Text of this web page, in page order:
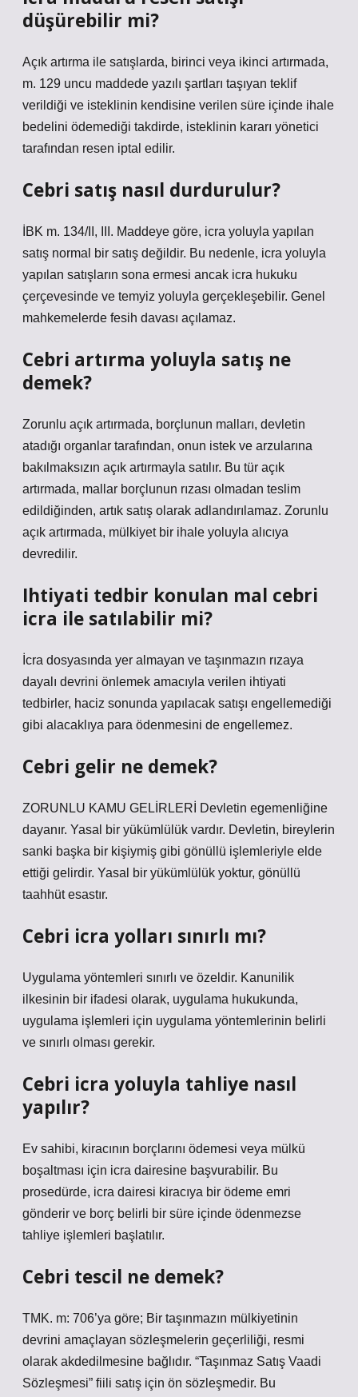
düşürebilir mi?
Açık artırma ile satışlarda, birinci veya ikinci artırmada,
m. 129 uncu maddede yazılı şartları taşıyan teklif
verildiği ve isteklinin kendisine verilen süre içinde ihale
bedelini ödemediği takdirde, isteklinin kararı yönetici
tarafından resen iptal edilir.
Cebri satış nasıl durdurulur?
İBK m. 134/II, III. Maddeye göre, icra yoluyla yapılan
satış normal bir satış değildir. Bu nedenle, icra yoluyla
yapılan satışların sona ermesi ancak icra hukuku
çerçevesinde ve temyiz yoluyla gerçekleşebilir. Genel
mahkemelerde fesih davası açılamaz.
Cebri artırma yoluyla satış ne
demek?
Zorunlu açık artırmada, borçlunun malları, devletin
atadığı organlar tarafından, onun istek ve arzularına
bakılmaksızın açık artırmayla satılır. Bu tür açık
artırmada, mallar borçlunun rızası olmadan teslim
edildiğinden, artık satış olarak adlandırılamaz. Zorunlu
açık artırmada, mülkiyet bir ihale yoluyla alıcıya
devredilir.
Ihtiyati tedbir konulan mal cebri
icra ile satılabilir mi?
İcra dosyasında yer almayan ve taşınmazın rızaya
dayalı devrini önlemek amacıyla verilen ihtiyati
tedbirler, haciz sonunda yapılacak satışı engellemediği
gibi alacaklıya para ödenmesini de engellemez.
Cebri gelir ne demek?
ZORUNLU KAMU GELİRLERİ Devletin egemenliğine
dayanır. Yasal bir yükümlülük vardır. Devletin, bireylerin
sanki başka bir kişiymiş gibi gönüllü işlemleriyle elde
ettiği gelirdir. Yasal bir yükümlülük yoktur, gönüllü
taahhüt esastır.
Cebri icra yolları sınırlı mı?
Uygulama yöntemleri sınırlı ve özeldir. Kanunilik
ilkesinin bir ifadesi olarak, uygulama hukukunda,
uygulama işlemleri için uygulama yöntemlerinin belirli
ve sınırlı olması gerekir.
Cebri icra yoluyla tahliye nasıl
yapılır?
Ev sahibi, kiracının borçlarını ödemesi veya mülkü
boşaltması için icra dairesine başvurabilir. Bu
prosedürde, icra dairesi kiracıya bir ödeme emri
gönderir ve borç belirli bir süre içinde ödenmezse
tahliye işlemleri başlatılır.
Cebri tescil ne demek?
TMK. m: 706’ya göre; Bir taşınmazın mülkiyetinin
devrini amaçlayan sözleşmelerin geçerliliği, resmi
olarak akdedilmesine bağlıdır. “Taşınmaz Satış Vaadi
Sözleşmesi” fiili satış için ön sözleşmedir. Bu